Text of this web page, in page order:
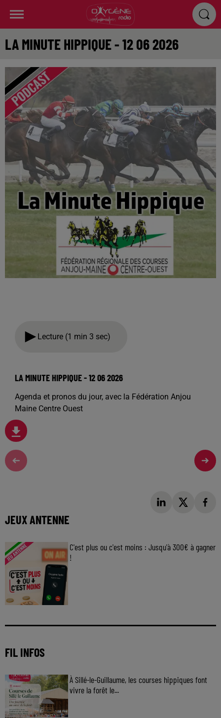
LA MINUTE HIPPIQUE - 12 06 2026
Lecture (1 min 3 sec)
LA MINUTE HIPPIQUE - 12 06 2026
Agenda et pronos du jour, avec la Fédération Anjou
Maine Centre Ouest
JEUX ANTENNE
C'est plus ou c'est moins : Jusqu'à 300€ à gagner
!
FIL INFOS
À Sillé-le-Guillaume, les courses hippiques font
vivre la forêt le...